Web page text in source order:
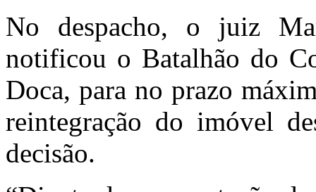
No despacho, o juiz
notificou o Batalhão do
Doca, para no prazo
reintegração do imóvel
decisão.